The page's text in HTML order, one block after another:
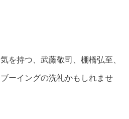
を持つ、武藤敬司、棚橋弘至、
ーイングの洗礼かもしれませ